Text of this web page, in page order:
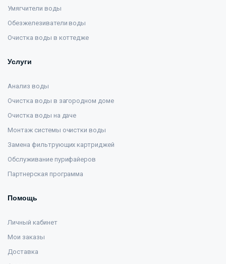
Умягчители воды
Обезжелезиватели воды
Очистка воды в коттедже
Услуги
Анализ воды
Очистка воды в загородном доме
Очистка воды на даче
Монтаж системы очистки воды
Замена фильтрующих картриджей
Обслуживание пурифайеров
Партнерская программа
Помощь
Личный кабинет
Мои заказы
Доставка